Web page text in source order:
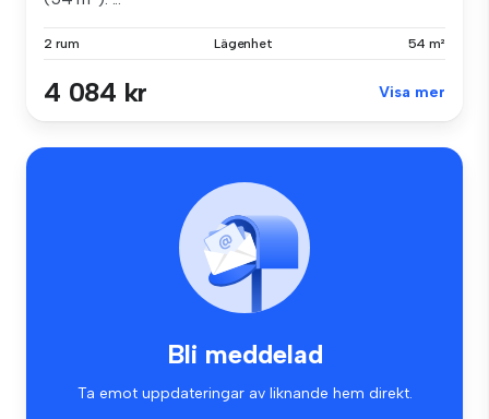
2 rum Lägenhet 54 m²
4 084 kr Visa mer
Bli meddelad
Ta emot uppdateringar av liknande hem direkt.